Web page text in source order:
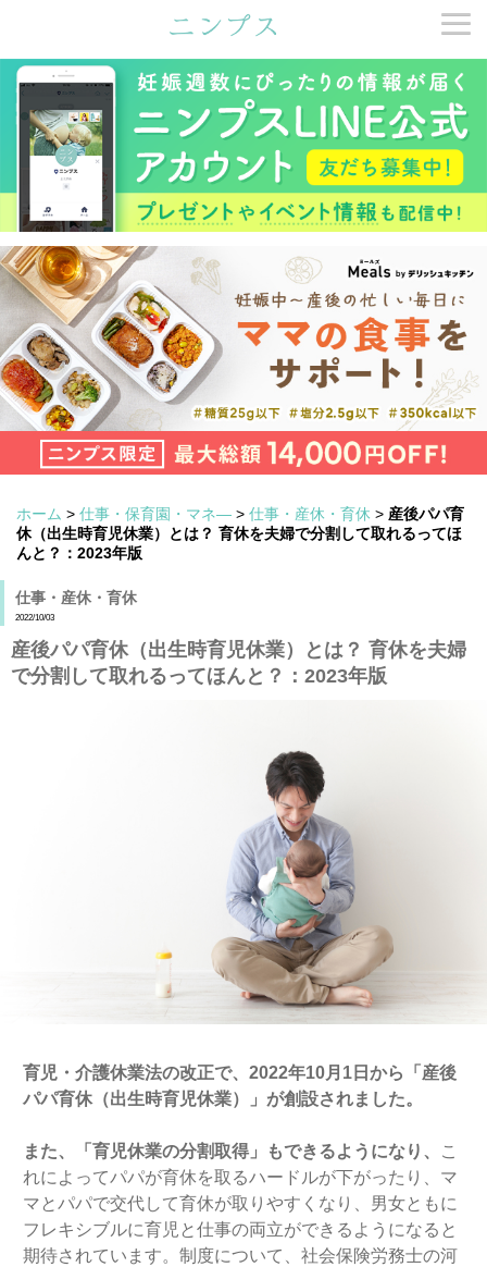
ホーム > 仕事・保育園・マネ― > 仕事・産休・育休 > 産後パパ育
休（出生時育児休業）とは？ 育休を夫婦で分割して取れるってほ
んと？：2023年版
仕事・産休・育休
2022/10/03
産後パパ育休（出生時育児休業）とは？ 育休を夫婦
で分割して取れるってほんと？：2023年版
育児・介護休業法の改正で、2022年10月1日から「産後
パパ育休（出生時育児休業）」が創設されました。
また、「育児休業の分割取得」もできるようになり、
こ
れによってパパが育休を取るハードルが下がったり、マ
マとパパで交代して育休が取りやすくなり、男女ともに
フレキシブルに育児と仕事の両立ができるようになると
期待されています。制度について、社会保険労務士の河